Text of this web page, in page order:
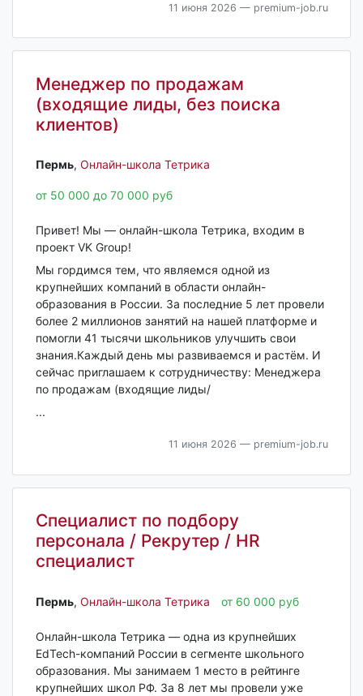
11 июня 2026 — premium-job.ru
Менеджер по продажам
(входящие лиды, без поиска
клиентов)
Пермь‎, Онлайн-школа Тетрика
от 50 000 до 70 000 руб
Привет! Мы — онлайн-школа Тетрика, входим в
проект VK Group!
Мы гордимся тем, что являемся одной из
крупнейших компаний в области онлайн-
образования в России. За последние 5 лет провели
более 2 миллионов занятий на нашей платформе и
помогли 41 тысячи школьников улучшить свои
знания.Каждый день мы развиваемся и растём. И
сейчас приглашаем к сотрудничеству: Менеджера
по продажам (входящие лиды/
...
11 июня 2026 — premium-job.ru
Специалист по подбору
персонала / Рекрутер / HR
специалист
Пермь‎, Онлайн-школа Тетрика от 60 000 руб
Онлайн-школа Тетрика — одна из крупнейших
EdTech-компаний России в сегменте школьного
образования. Мы занимаем 1 место в рейтинге
крупнейших школ РФ. За 8 лет мы провели уже